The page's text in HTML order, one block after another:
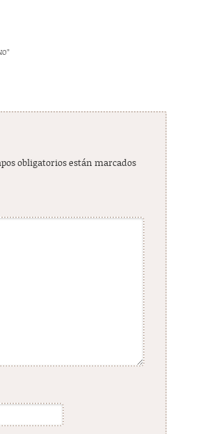
”
obligatorios están marcados